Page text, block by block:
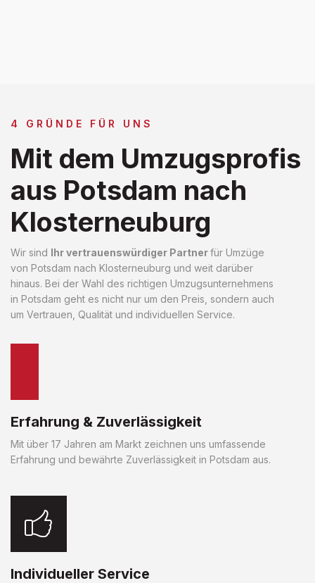
4 GRÜNDE FÜR UNS
Mit dem Umzugsprofis
aus Potsdam nach
Klosterneuburg
Wir sind Ihr vertrauenswürdiger Partnerfür Umzüge
von Potsdam nach Klosterneuburg und weit darüber
hinaus. Bei der Wahl des richtigen Umzugsunternehmens
in Potsdam geht es nicht nur um den Preis, sondern auch
um Vertrauen, Qualität und individuellen Service.
Erfahrung & Zuverlässigkeit
Mit über 17 Jahren am Markt zeichnen uns umfassende
Erfahrung und bewährte Zuverlässigkeit in Potsdam aus.
Individueller Service